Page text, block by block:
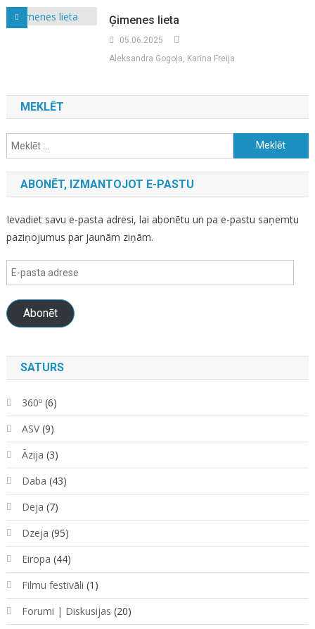
Ģimenes lieta
05.06.2025
Aleksandra Gogoļa, Karīna Freija
MEKLĒT
Meklēt:
ABONĒT, IZMANTOJOT E-PASTU
Ievadiet savu e-pasta adresi, lai abonētu un pa e-pastu saņemtu
paziņojumus par jaunām ziņām.
E-
pasta
adrese
Abonēt
SATURS
360º(6)
ASV(9)
Āzija (3)
Daba (43)
Deja (7)
Dzeja (95)
Eiropa (44)
Filmu festivāli (1)
Forumi | Diskusijas (20)